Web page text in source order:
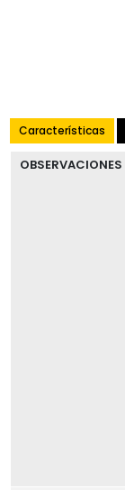
Características
OBSERVACIONES